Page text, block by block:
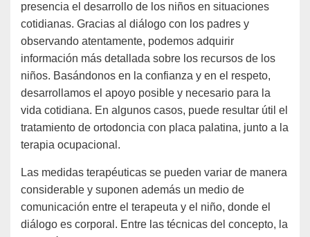
presencia el desarrollo de los niños en situaciones
cotidianas. Gracias al diálogo con los padres y
observando atentamente, podemos adquirir
información más detallada sobre los recursos de los
niños. Basándonos en la confianza y en el respeto,
desarrollamos el apoyo posible y necesario para la
vida cotidiana. En algunos casos, puede resultar útil el
tratamiento de ortodoncia con placa palatina, junto a la
terapia ocupacional.
Las medidas terapéuticas se pueden variar de manera
considerable y suponen además un medio de
comunicación entre el terapeuta y el niño, donde el
diálogo es corporal. Entre las técnicas del concepto, la